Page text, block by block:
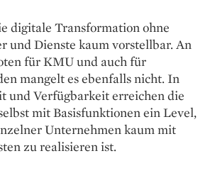
digitale Transformation ohne
und Dienste kaum vorstellbar. An
für KMU und auch für
mangelt es ebenfalls nicht. In
und Verfügbarkeit erreichen die
mit Basisfunktionen ein Level,
Unternehmen kaum mit
zu realisieren ist.